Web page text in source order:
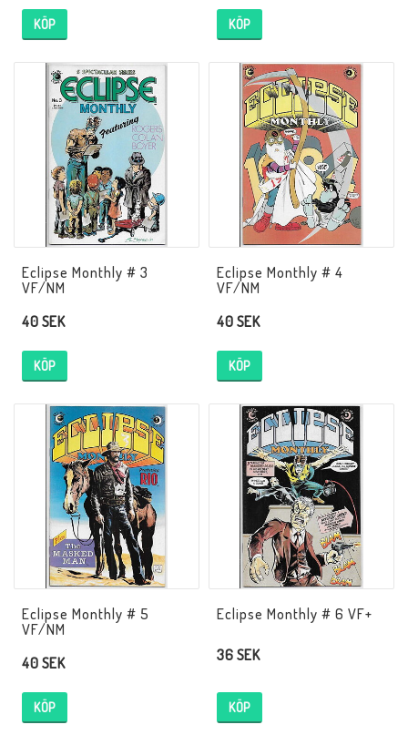
KÖP KÖP
Eclipse Monthly # 3
VF/NM
40 SEK
KÖP
Eclipse Monthly # 4
VF/NM
40 SEK
KÖP
Eclipse Monthly # 5
VF/NM
40 SEK
KÖP
Eclipse Monthly # 6 VF+
36 SEK
KÖP